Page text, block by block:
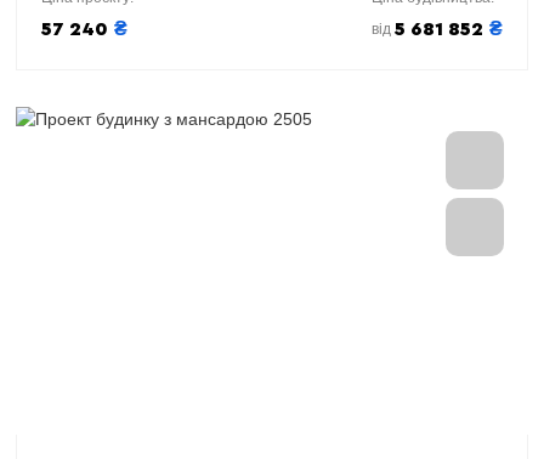
57 240 ₴
від 5 681 852 ₴